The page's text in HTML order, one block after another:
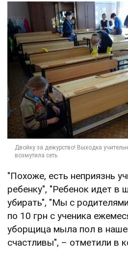
"Похоже, есть неприязнь
ребенку", "Ребенок идет в
убирать", "Мы с
по 10 грн с ученика
уборщица мыла пол в
счастливы", – отметили в